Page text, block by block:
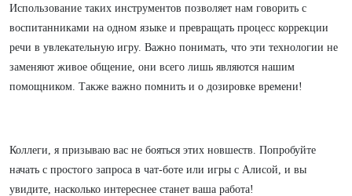
Использование таких инструментов позволяет нам говорить с
воспитанниками на одном языке и превращать процесс коррекции
речи в увлекательную игру. Важно понимать, что эти технологии не
заменяют живое общение, они всего лишь являются нашим
помощником. Также важно помнить и о дозировке времени!
Коллеги, я призываю вас не бояться этих новшеств. Попробуйте
начать с простого запроса в чат-боте или игры с Алисой, и вы
увидите, насколько интереснее станет ваша работа!